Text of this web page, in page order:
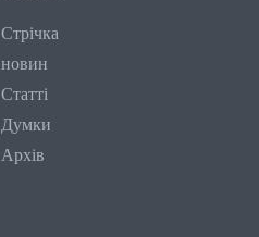
Стрічка
новин
Статті
Думки
Архів